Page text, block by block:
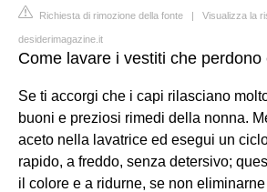
Richiesta di rimozione della fonte | Visualizza la
desiderimagazine.it
Come lavare i vestiti che perdono
Se ti accorgi che i capi rilasciano
buoni e preziosi rimedi della nonna.
aceto nella lavatrice ed esegui un
rapido, a freddo, senza detersivo;
il colore e a ridurne, se non